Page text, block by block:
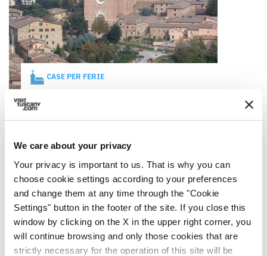
We care about your privacy
Your privacy is important to us. That is why you can
choose cookie settings according to your preferences
and change them at any time through the "Cookie
Settings" button in the footer of the site. If you close this
window by clicking on the X in the upper right corner, you
will continue browsing and only those cookies that are
strictly necessary for the operation of this site will be
CASE PER FERIE
Casa per ferie San Francesco